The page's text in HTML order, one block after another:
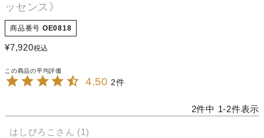
ッセンス》
商品番号 OE0818
¥7,920税込
4.50 2
2件中 1-2件表示
はしびろこ 1